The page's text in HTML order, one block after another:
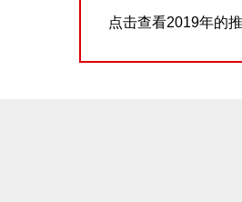
点击查看2019年的